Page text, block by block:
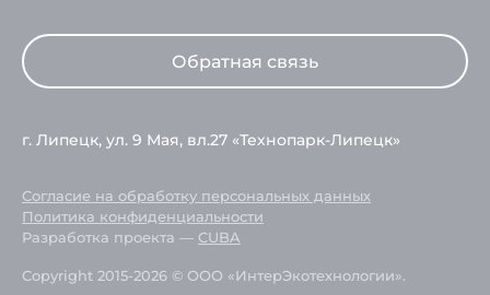
Обратная связь
г. Липецк, ул. 9 Мая, вл.27 «Технопарк-Липецк»
Согласие на обработку персональных данных
Политика конфиденциальности
Разработка проекта — CUBA
Copyright 2015-2026 © ООО «ИнтерЭкотехнологии».